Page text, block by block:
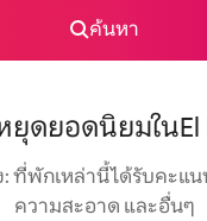
ค้นหา
ดยอดนิยมในEl
: ที่พักเหล่านี้ได้รับคะแ
ความสะอาด และอื่นๆ